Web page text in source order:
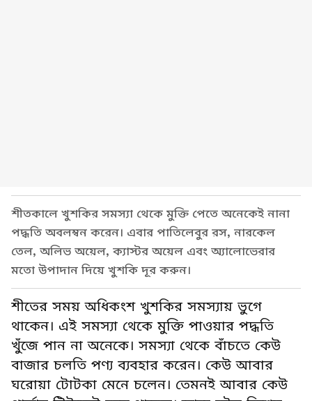
শীতকালে খুশকির সমস্যা থেকে মুক্তি পেতে অনেকেই নানা
পদ্ধতি অবলম্বন করেন। এবার পাতিলেবুর রস, নারকেল
তেল, অলিভ অয়েল, ক্যাস্টর অয়েল এবং অ্যালোভেরার
মতো উপাদান দিয়ে খুশকি দূর করুন।
শীতের সময় অধিকংশ খুশকির সমস্যায় ভুগে
থাকেন। এই সমস্যা থেকে মুক্তি পাওয়ার পদ্ধতি
খুঁজে পান না অনেকে। সমস্যা থেকে বাঁচতে কেউ
বাজার চলতি পণ্য ব্যবহার করেন। কেউ আবার
ঘরোয়া টোটকা মেনে চলেন। তেমনই আবার কেউ